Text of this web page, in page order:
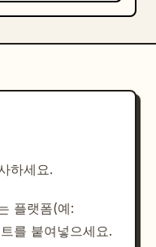
하세요.
플랫폼(예:
를 붙여넣으세요.